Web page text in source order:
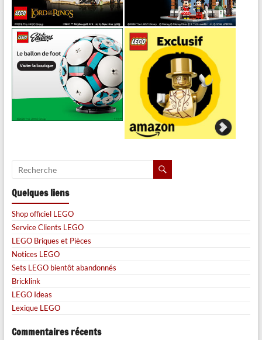
Quelques liens
Shop officiel LEGO
Service Clients LEGO
LEGO Briques et Pièces
Notices LEGO
Sets LEGO bientôt abandonnés
Bricklink
LEGO Ideas
Lexique LEGO
Commentaires récents